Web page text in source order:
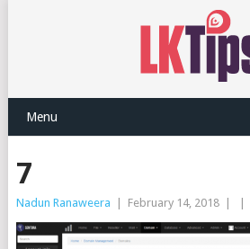
Menu
7
Nadun Ranaweera February 14, 2018